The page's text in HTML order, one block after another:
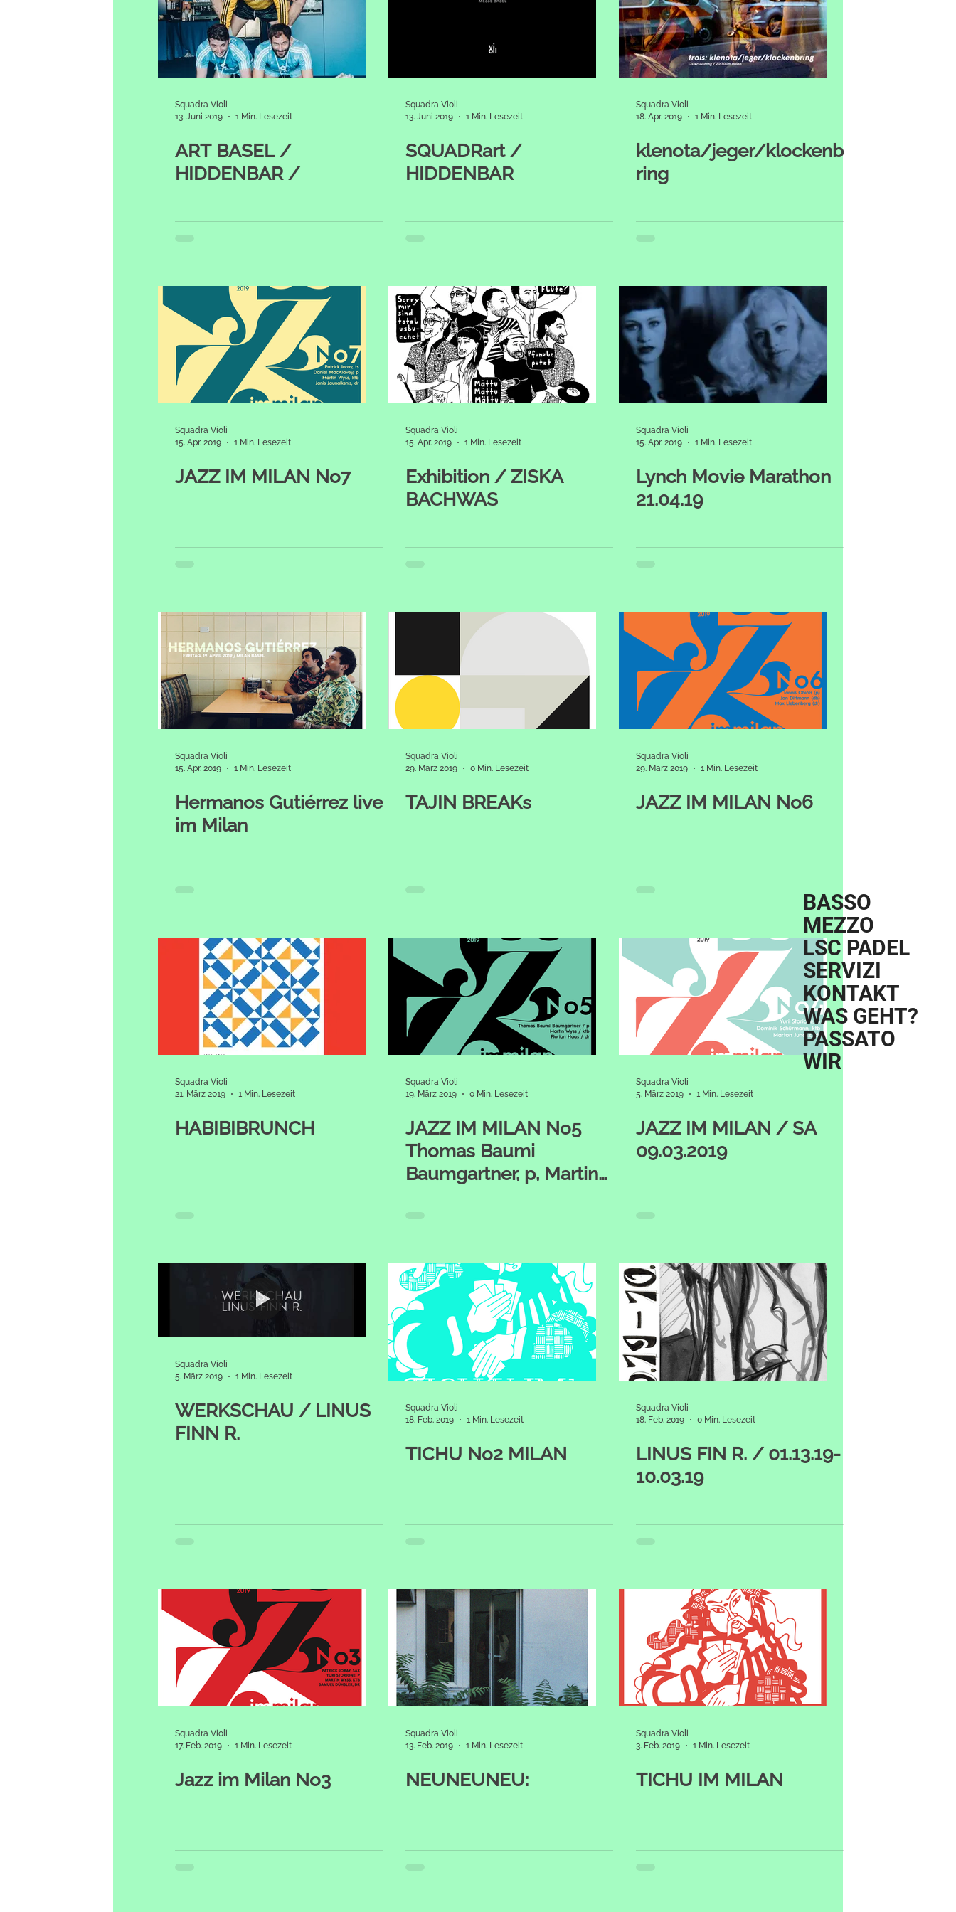
BASSO
MEZZO
LSC PADEL
SERVIZI
KONTAKT
WAS GEHT?
PASSATO
WIR
Squadra Violi
13. Juni 2019
1 Min. Lesezeit
ART BASEL /
HIDDENBAR /
Squadra Violi
13. Juni 2019
1 Min. Lesezeit
SQUADRart /
HIDDENBAR
Squadra Violi
18. Apr. 2019
1 Min. Lesezeit
klenota/jeger/klockenb
ring
Squadra Violi
15. Apr. 2019
1 Min. Lesezeit
JAZZ IM MILAN No7
Squadra Violi
15. Apr. 2019
1 Min. Lesezeit
Exhibition / ZISKA
BACHWAS
Squadra Violi
15. Apr. 2019
1 Min. Lesezeit
Lynch Movie Marathon
21.04.19
Squadra Violi
15. Apr. 2019
1 Min. Lesezeit
Hermanos Gutiérrez live
im Milan
Squadra Violi
29. März 2019
0 Min. Lesezeit
TAJIN BREAKs
Squadra Violi
29. März 2019
1 Min. Lesezeit
JAZZ IM MILAN No6
Squadra Violi
21. März 2019
1 Min. Lesezeit
HABIBIBRUNCH
Squadra Violi
19. März 2019
0 Min. Lesezeit
JAZZ IM MILAN No5
Thomas Baumi
Baumgartner, p, Martin
Wyss, ktb, Florian Haas,
Squadra Violi
5. März 2019
1 Min. Lesezeit
JAZZ IM MILAN / SA
09.03.2019
Squadra Violi
5. März 2019
1 Min. Lesezeit
WERKSCHAU / LINUS
FINN R.
Squadra Violi
18. Feb. 2019
1 Min. Lesezeit
TICHU No2 MILAN
Squadra Violi
18. Feb. 2019
0 Min. Lesezeit
LINUS FIN R. / 01.13.19-
10.03.19
Squadra Violi
17. Feb. 2019
1 Min. Lesezeit
Jazz im Milan No3
Squadra Violi
13. Feb. 2019
1 Min. Lesezeit
NEUNEUNEU:
Squadra Violi
3. Feb. 2019
1 Min. Lesezeit
TICHU IM MILAN